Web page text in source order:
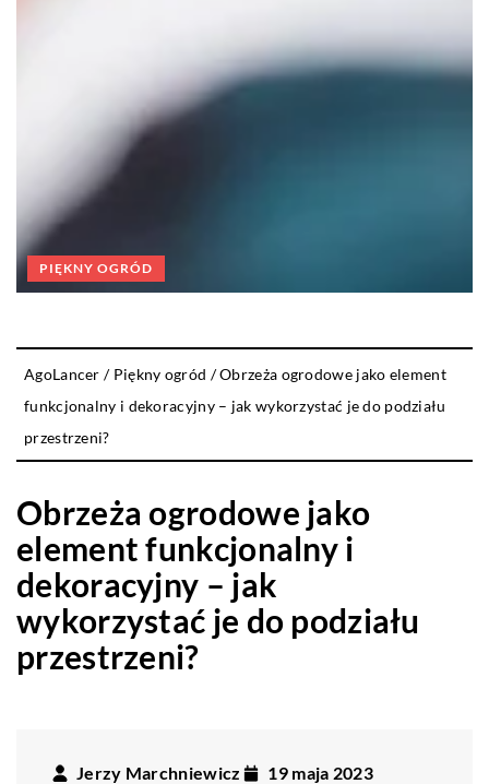
PIĘKNY OGRÓD
AgoLancer / Piękny ogród /Obrzeża ogrodowe jako element
funkcjonalny i dekoracyjny – jak wykorzystać je do podziału
przestrzeni?
Obrzeża ogrodowe jako
element funkcjonalny i
dekoracyjny – jak
wykorzystać je do podziału
przestrzeni?
Jerzy Marchniewicz
19 maja 2023